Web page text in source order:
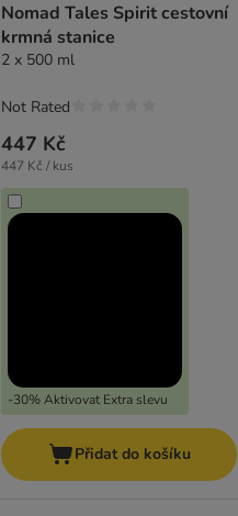
Nomad Tales Spirit cestovní
krmná stanice
2 x 500 ml
447 Kč
447 Kč / kus
-30% Aktivovat Extra slevu
Not Rated
Přidat do košíku